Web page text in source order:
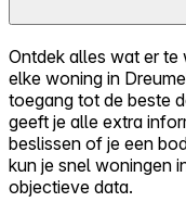
Ontdek alles wat er
elke woning in
toegang tot de beste
geeft je alle extra
beslissen of je een
kun je snel woningen
objectieve data.